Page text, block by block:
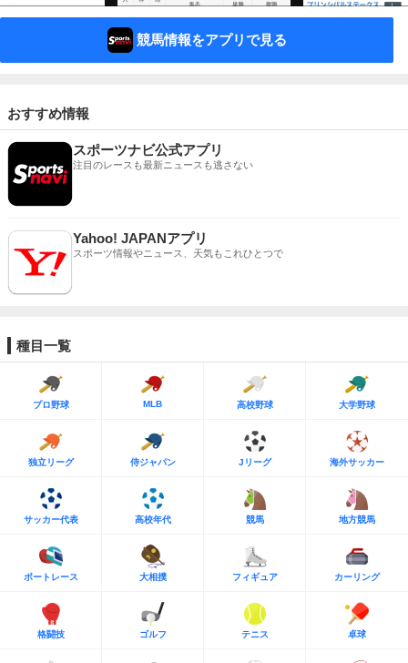
競馬情報をアプリで見る
おすすめ情報
スポーツナビ公式アプリ
注目のレースも最新ニュースも逃さない
Yahoo! JAPANアプリ
スポーツ情報やニュース、天気もこれひとつで
種目一覧
プロ野球 MLB 高校野球 大学野球
独立リーグ 侍ジャパン Jリーグ 海外サッカー
サッカー代表 高校年代 競馬 地方競馬
ボートレース 大相撲 フィギュア カーリング
格闘技 ゴルフ テニス 卓球